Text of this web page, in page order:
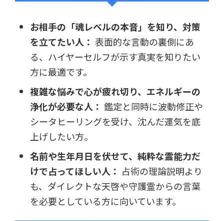
お相手の「魂レベルの本音」を知り、対策
を立てたい人： 表面的な言動の裏側にあ
る、ハイヤーセルフが示す真実を知りたい
方に最適です。
複雑な悩みで心が疲れ切り、エネルギーの
浄化が必要な人： 鑑定と同時に波動修正や
シータヒーリングを受け、沈んだ運気を底
上げしたい方。
名前や生年月日を伏せて、純粋な霊能力だ
けで占ってほしい人： 占術の理論説明より
も、ダイレクトな天啓や守護霊からの言葉
を必要としている方に向いています。